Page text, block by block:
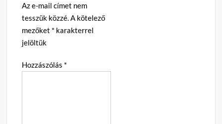
Az e-mail címet nem
tesszük közzé.A kötelező
mezőket * karakterrel
jelöltük
Hozzászólás *